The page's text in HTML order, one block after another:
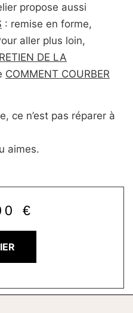
propose aussi
: remise en forme,
aller plus loin,
DE LA
COMMENT COURBER
ce n’est pas réparer à
aimes.
€